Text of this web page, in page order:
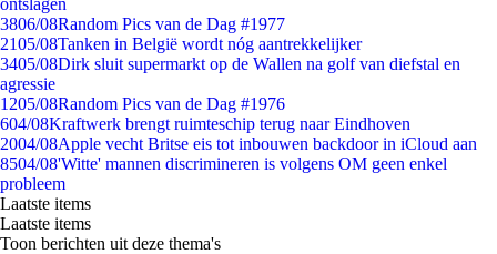
ontslagen
3806/08Random Pics van de Dag #1977
2105/08Tanken in België wordt nóg aantrekkelijker
3405/08Dirk sluit supermarkt op de Wallen na golf van diefstal en
agressie
1205/08Random Pics van de Dag #1976
604/08Kraftwerk brengt ruimteschip terug naar Eindhoven
2004/08Apple vecht Britse eis tot inbouwen backdoor in iCloud aan
8504/08'Witte' mannen discrimineren is volgens OM geen enkel
probleem
Laatste items
Laatste items
Toon berichten uit deze thema's